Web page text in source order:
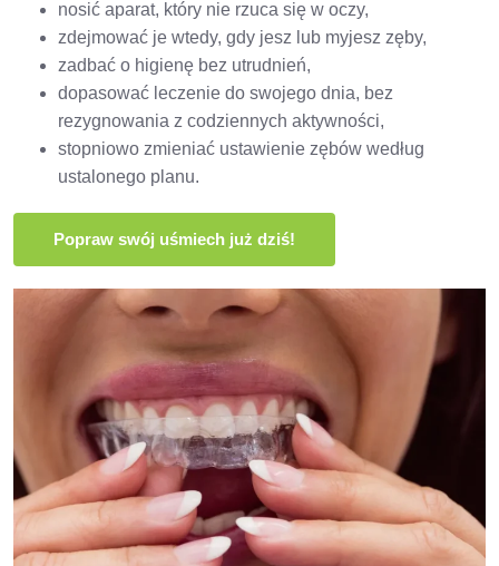
nosić aparat, który nie rzuca się w oczy,
zdejmować je wtedy, gdy jesz lub myjesz zęby,
zadbać o higienę bez utrudnień,
dopasować leczenie do swojego dnia, bez
rezygnowania z codziennych aktywności,
stopniowo zmieniać ustawienie zębów według
ustalonego planu.
Popraw swój uśmiech już dziś!